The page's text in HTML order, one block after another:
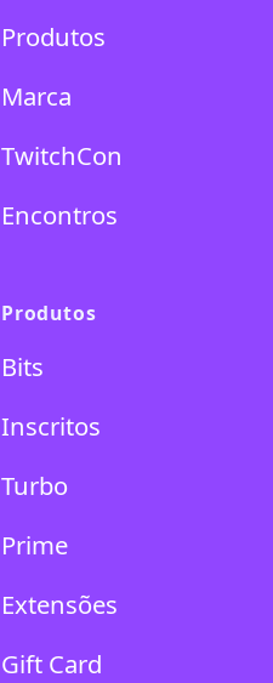
Produtos
Marca
TwitchCon
Encontros
Produtos
Bits
Inscritos
Turbo
Prime
Extensões
Gift Card